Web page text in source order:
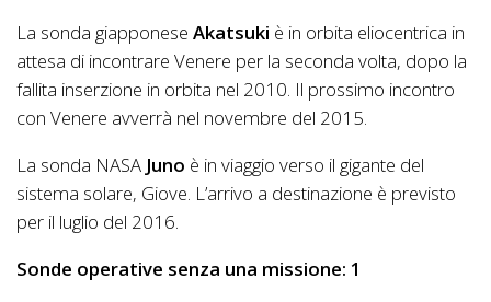
La sonda giapponese Akatsuki è in orbita eliocentrica in
attesa di incontrare Venere per la seconda volta, dopo la
fallita inserzione in orbita nel 2010. Il prossimo incontro
con Venere avverrà nel novembre del 2015.
La sonda NASA Juno è in viaggio verso il gigante del
sistema solare, Giove. L’arrivo a destinazione è previsto
per il luglio del 2016.
Sonde operative senza una missione: 1